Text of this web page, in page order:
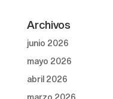
Archivos
junio 2026
mayo 2026
abril 2026
marzo 2026